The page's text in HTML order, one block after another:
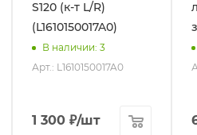
S120 (к-т L/R)
(L1610150017A0)
В наличии: 3
Арт.: L1610150017A0
1 300 ₽/шт